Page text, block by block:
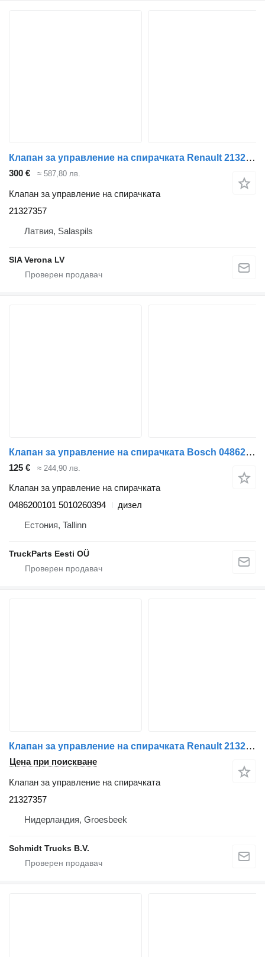
Клапан за управление на спирачката Renault 21327357 за влекач Renault T
300 € ≈ 587,80 лв.
Клапан за управление на спирачката
21327357
Латвия, Salaspils
SIA Verona LV
Клапан за управление на спирачката Bosch 0486200101 за влекач Renault Magnum (1990-2014)
125 € ≈ 244,90 лв.
Клапан за управление на спирачката
0486200101 5010260394
дизел
Естония, Tallinn
TruckParts Eesti OÜ
Клапан за управление на спирачката Renault 21327357 СПИРАЧЕН КЛАПАН T 520 EURO 6 за камион
Цена при поискване
Клапан за управление на спирачката
21327357
Нидерландия, Groesbeek
Schmidt Trucks B.V.